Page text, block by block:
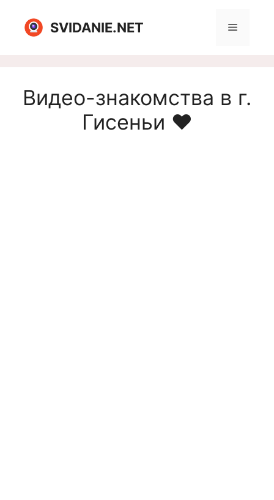
содержимому
SVIDANIE.NET Меню
Видео-знакомства в г.
Гисеньи ❤️